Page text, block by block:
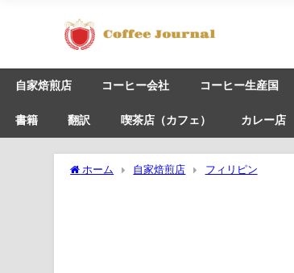
自家焙煎店 コーヒー会社 コーヒー生産国
書籍 翻訳 喫茶店（カフェ） カレー店
ホーム 自家焙煎店 フィリピン